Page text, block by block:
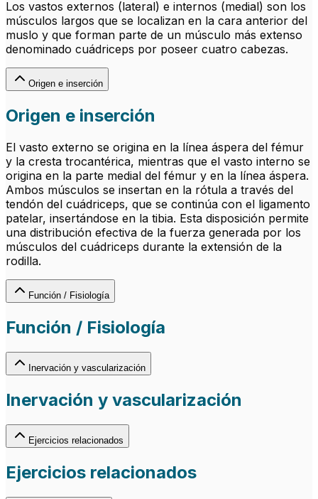
Los vastos externos (lateral) e internos (medial) son los
músculos largos que se localizan en la cara anterior del
muslo y que forman parte de un músculo más extenso
denominado cuádriceps por poseer cuatro cabezas.
Origen e inserción
Origen e inserción
El vasto externo se origina en la línea áspera del fémur
y la cresta trocantérica, mientras que el vasto interno se
origina en la parte medial del fémur y en la línea áspera.
Ambos músculos se insertan en la rótula a través del
tendón del cuádriceps, que se continúa con el ligamento
patelar, insertándose en la tibia. Esta disposición permite
una distribución efectiva de la fuerza generada por los
músculos del cuádriceps durante la extensión de la
rodilla.
Función / Fisiología
Función / Fisiología
Inervación y vascularización
Inervación y vascularización
Ejercicios relacionados
Ejercicios relacionados